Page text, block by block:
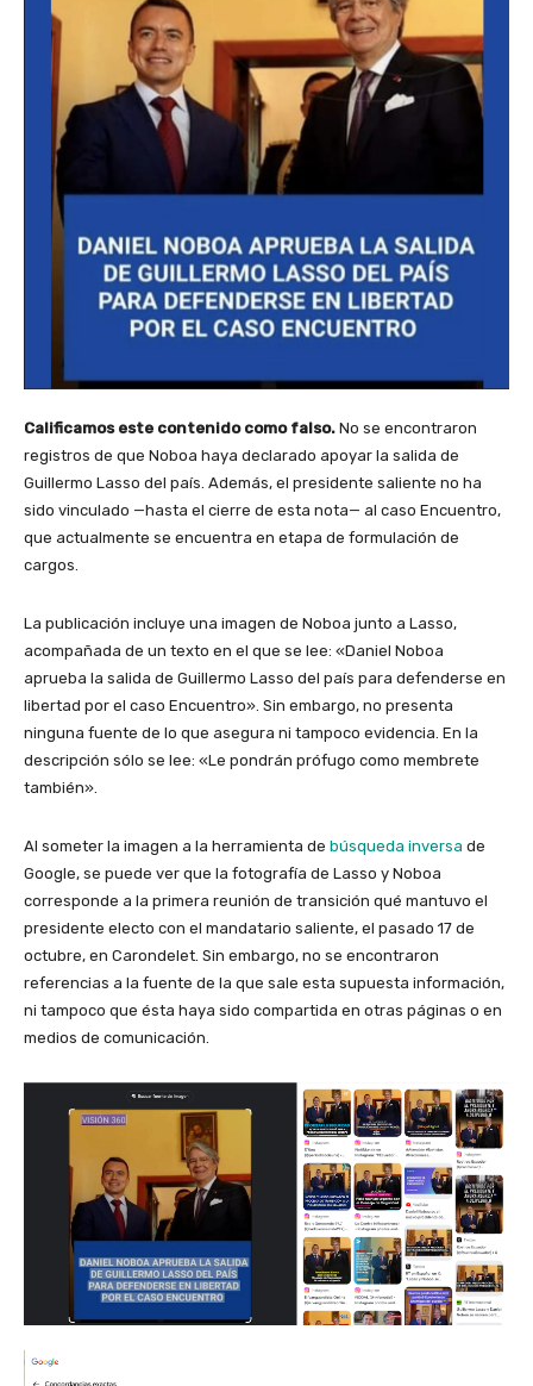
Calificamos este contenido como falso. No se encontraron
registros de que Noboa haya declarado apoyar la salida de
Guillermo Lasso del país. Además, el presidente saliente no ha
sido vinculado —hasta el cierre de esta nota— al caso Encuentro,
que actualmente se encuentra en etapa de formulación de
cargos.
La publicación incluye una imagen de Noboa junto a Lasso,
acompañada de un texto en el que se lee: «Daniel Noboa
aprueba la salida de Guillermo Lasso del país para defenderse en
libertad por el caso Encuentro». Sin embargo, no presenta
ninguna fuente de lo que asegura ni tampoco evidencia. En la
descripción sólo se lee: «Le pondrán prófugo como membrete
también».
Al someter la imagen a la herramienta de búsqueda inversa de
Google, se puede ver que la fotografía de Lasso y Noboa
corresponde a la primera reunión de transición qué mantuvo el
presidente electo con el mandatario saliente, el pasado 17 de
octubre, en Carondelet. Sin embargo, no se encontraron
referencias a la fuente de la que sale esta supuesta información,
ni tampoco que ésta haya sido compartida en otras páginas o en
medios de comunicación.